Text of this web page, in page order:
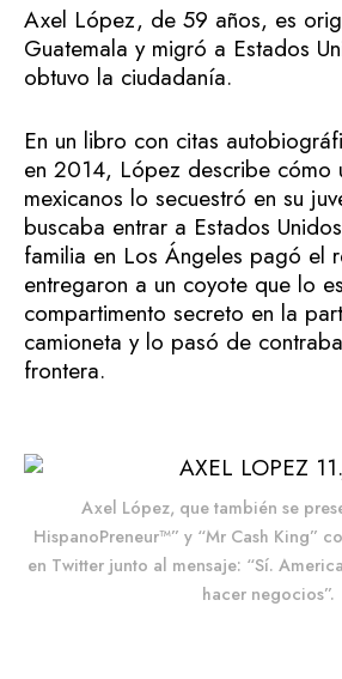
Axel López, de 59 años, es
Guatemala y migró a Estados
obtuvo la ciudadanía.
En un libro con citas
en 2014, López describe cómo
mexicanos lo secuestró en su
buscaba entrar a Estados
familia en Los Ángeles pagó el
entregaron a un coyote que lo
compartimento secreto en la
camioneta y lo pasó de
frontera.
Axel López, que también se
HispanoPreneur™” y “Mr Cash King”
en Twitter junto al mensaje: “Sí.
hacer negocios”.